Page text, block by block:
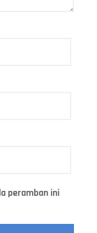
peramban ini